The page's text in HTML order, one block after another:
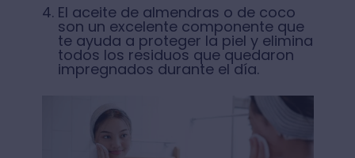
El aceite de almendras o de coco
son un excelente componente que
te ayuda a proteger la piel y elimina
todos los residuos que quedaron
impregnados durante el día.